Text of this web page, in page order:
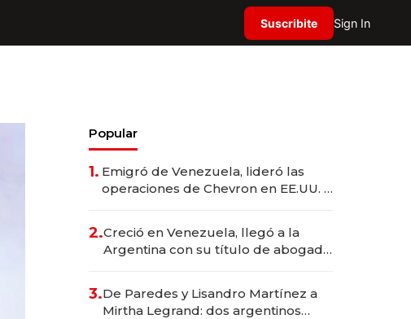
Suscribite Sign In
Popular
1. Emigró de Venezuela, lideró las
operaciones de Chevron en EE.UU. y
2.Creció en Venezuela, llegó a la
Argentina con su título de abogado
marcas "fast premium"
3.De Paredes y Lisandro Martínez a
Mirtha Legrand: dos argentinos